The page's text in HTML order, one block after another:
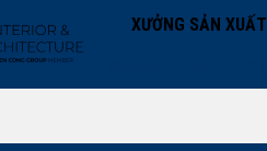
XƯỞNG SẢN XUẤT